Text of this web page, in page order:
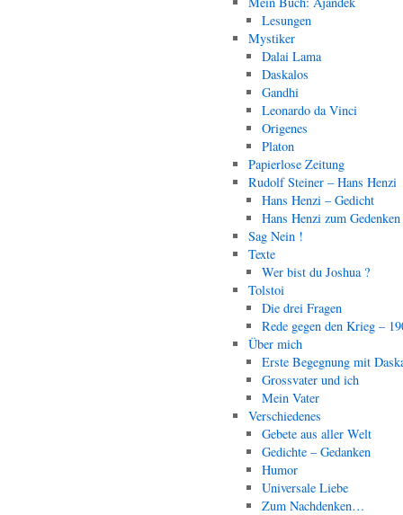
Lesungen
Mystiker
Dalai Lama
Daskalos
Gandhi
Leonardo da Vinci
Origenes
Platon
Papierlose Zeitung
Rudolf Steiner – Hans Henzi
Hans Henzi – Gedicht
Hans Henzi zum Gedenken
Sag Nein !
Texte
Wer bist du Joshua ?
Tolstoi
Die drei Fragen
Rede gegen den Krieg –
Über mich
Erste Begegnung mit
Grossvater und ich
Mein Vater
Verschiedenes
Gebete aus aller Welt
Gedichte – Gedanken
Humor
Universale Liebe
Zum Nachdenken…